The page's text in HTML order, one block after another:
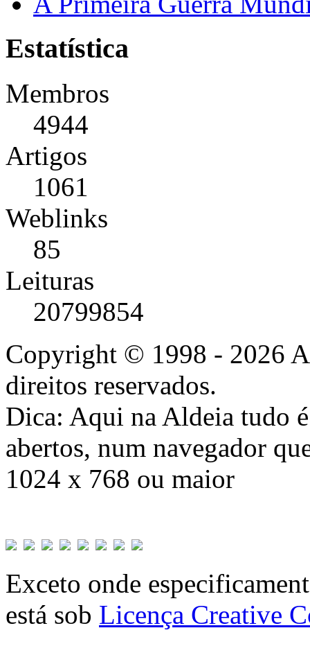
Estatística
Membros
4944
Artigos
1061
Weblinks
85
Leituras
20799854
Copyright © 1998 - 2026
direitos reservados.
Dica: Aqui na Aldeia tudo
abertos, num navegador
1024 x 768 ou maior
Exceto onde
está sob Licença Creative